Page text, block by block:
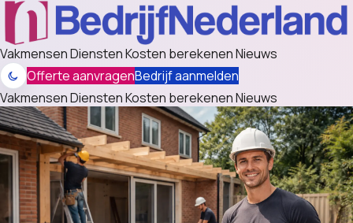
VakmensenDienstenKosten berekenenNieuws
Offerte aanvragenBedrijf aanmelden
VakmensenDienstenKosten berekenenNieuws